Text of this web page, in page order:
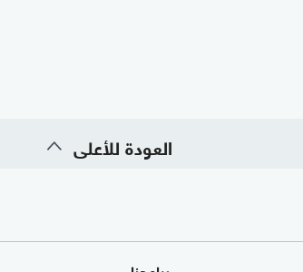
العودة للأعلى